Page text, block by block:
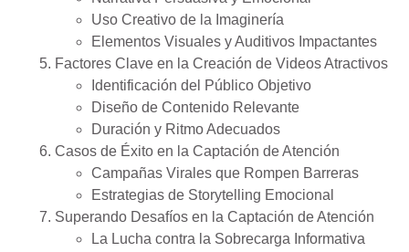
Uso Creativo de la Imaginería
Elementos Visuales y Auditivos Impactantes
Factores Clave en la Creación de Videos Atractivos
Identificación del Público Objetivo
Diseño de Contenido Relevante
Duración y Ritmo Adecuados
Casos de Éxito en la Captación de Atención
Campañas Virales que Rompen Barreras
Estrategias de Storytelling Emocional
Superando Desafíos en la Captación de Atención
La Lucha contra la Sobrecarga Informativa